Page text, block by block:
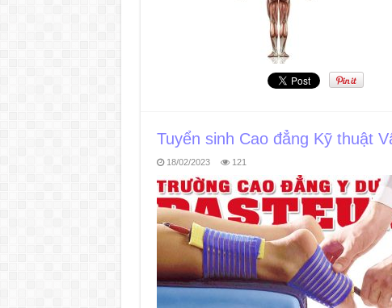
Tuyển sinh Cao đẳng Kỹ thuật
18/02/2023 121